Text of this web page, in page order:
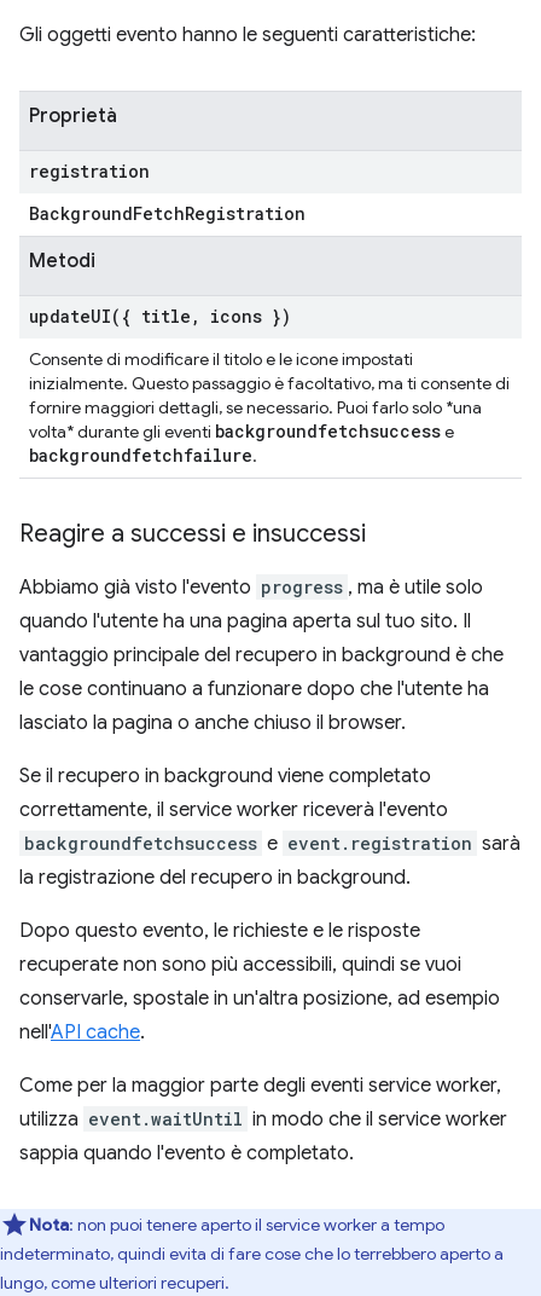
Gli oggetti evento hanno le seguenti caratteristiche:
Proprietà
registration
BackgroundFetchRegistration
Metodi
updateUI( { title , icons })
Consente di modificare il titolo e le icone impostati
inizialmente. Questo passaggio è facoltativo, ma ti consente di
fornire maggiori dettagli, se necessario. Puoi farlo solo *una
volta* durante gli eventi backgroundfetchsuccesse
backgroundfetchfailure.
Reagire a successi e insuccessi
Abbiamo già visto l'evento progress , ma è utile solo
quando l'utente ha una pagina aperta sul tuo sito. Il
vantaggio principale del recupero in background è che
le cose continuano a funzionare dopo che l'utente ha
lasciato la pagina o anche chiuso il browser.
Se il recupero in background viene completato
correttamente, il service worker riceverà l'evento
backgroundfetchsuccess e event.registration sarà
la registrazione del recupero in background.
Dopo questo evento, le richieste e le risposte
recuperate non sono più accessibili, quindi se vuoi
conservarle, spostale in un'altra posizione, ad esempio
nell'API cache.
Come per la maggior parte degli eventi service worker,
utilizza event.waitUntil in modo che il service worker
sappia quando l'evento è completato.
Nota: non puoi tenere aperto il service worker a tempo
indeterminato, quindi evita di fare cose che lo terrebbero aperto a
lungo, come ulteriori recuperi.